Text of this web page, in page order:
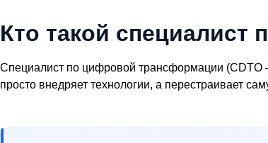
Кто такой
Специалист по цифровой трансформации
просто внедряет технологии, а перестраивает